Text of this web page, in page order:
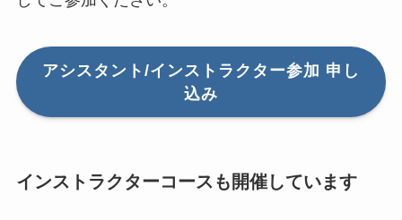
アシスタント/インストラクター参加 申し
込み
インストラクターコースも開催しています